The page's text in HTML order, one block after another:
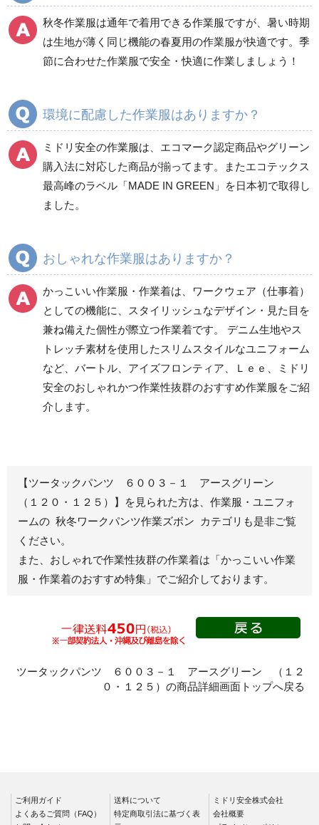
食品産業用長袖
食品産業用半袖
ワークパンツ
春夏ワークパンツ作業
ズボン
秋冬ワークパンツ作業
ズボン
ツ
クリーンウェアワーク
パンツ
カーゴパンツ
春夏カーゴパンツ作業
ズボン
ズボン
レディース作業着
ブルゾン
ジャンパー
秋冬長袖
スモック
春夏半袖
ア
シャツ
秋冬作業服は通年で着用できる作業服ですが、暑い時期
は生地が薄く同じ機能の春夏用の作業服が快適です。季
節に合わせた作業服で安全・快適に作業しましょう！
環境に配慮した作業服はありますか？
ミドリ安全の作業服は、エコマーク認定商品やグリーン
購入法に対応した商品が揃ってます。またエコテックス
最高峰のラベル「MADE IN GREEN」を日本初で取得し
ました。
おしゃれな作業服はありますか？
かっこいい作業服・作業着は、ワークウェア（仕事着）
としての機能に、スタイリッシュなデザイン・見た目を
兼ね備えた個性が際立つ作業着です。 デニム生地やス
トレッチ素材を使用したスリムスタイルなユニフォーム
など、バートル、アイズフロンティア、Ｌｅｅ、ミドリ
安全のおしゃれかつ作業性抜群のおすすめ作業服をご紹
介します。
【ツータックパンツ ６００３－１ アースグリーン
（１２０・１２５）】を見られた方は、作業服・ユニフォ
ームの 秋冬ワークパンツ作業ズボン カテゴリも是非ご覧
ください。
また、おしゃれで作業性抜群の作業着は 「かっこいい作業
服・作業着のおすすめ特集」 でご紹介しております。
ツータックパンツ ６００３－１ アースグリーン （１２
０・１２５）の商品詳細画面トップへ戻る
ご利用ガイド
よくあるご質問（FAQ）
送料について
特定商取引法に基づく表
ミドリ安全株式会社
会社概要